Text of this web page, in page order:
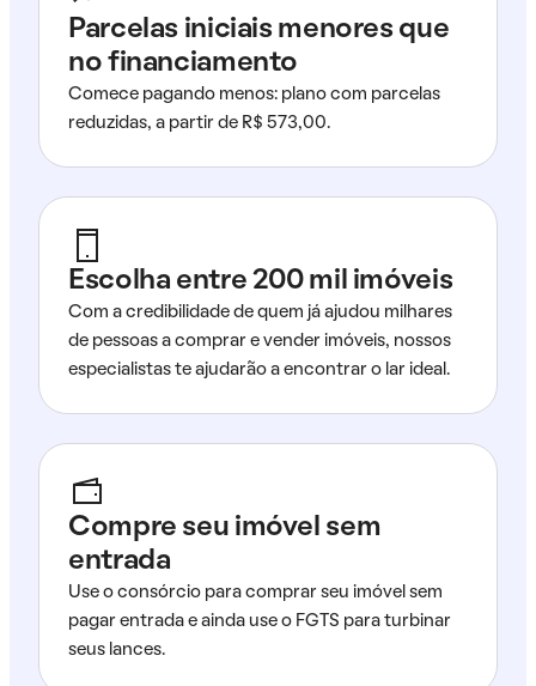
Parcelas iniciais menores que
no financiamento
Comece pagando menos: plano com parcelas
reduzidas, a partir de R$ 573,00.
Escolha entre 200 mil imóveis
Com a credibilidade de quem já ajudou milhares
de pessoas a comprar e vender imóveis, nossos
especialistas te ajudarão a encontrar o lar ideal.
Compre seu imóvel sem
entrada
Use o consórcio para comprar seu imóvel sem
pagar entrada e ainda use o FGTS para turbinar
seus lances.